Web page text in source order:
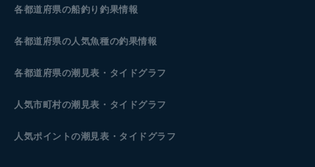
各都道府県の船釣り釣果情報
各都道府県の人気魚種の釣果情報
各都道府県の潮見表 ・タイドグラフ
人気市町村の潮見表・タイドグラフ
人気ポイントの潮見表・タイドグラフ